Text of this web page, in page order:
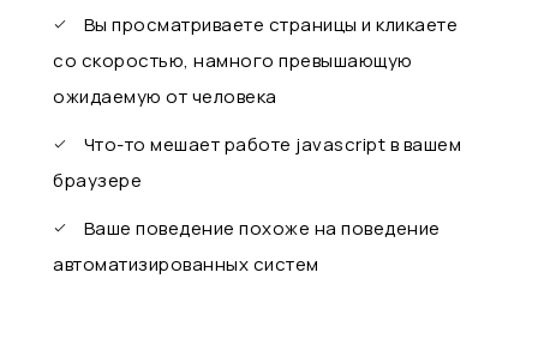
Вы просматриваете страницы и кликаете
со скоростью, намного превышающую
ожидаемую от человека
Что-то мешает работе javascript в вашем
браузере
Ваше поведение похоже на поведение
автоматизированных систем